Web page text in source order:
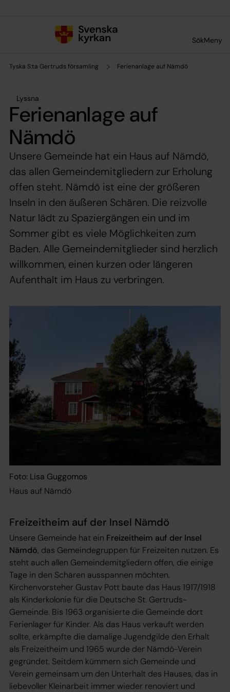
SökMeny
Tyska S:ta Gertruds församling Ferienanlage auf Nämdö
Lyssna
Ferienanlage auf
Nämdö
Unsere Gemeinde hat ein Haus auf Nämdö,
das allen Gemeindemitgliedern zur Erholung
offen steht. Nämdö ist eine der größeren
Inseln in den äußeren Schären. Die reizvolle
Natur lädt zu Spaziergängen ein und im
Sommer gibt es viele Möglichkeiten zum
Baden. Alle Gemeindemitglieder sind herzlich
willkommen, einen kurzen oder längeren
Aufenthalt im Haus zu verbringen.
Foto: Lisa Guggomos
Haus auf Nämdö
Freizeitheim auf der Insel Nämdö
Unsere Gemeinde hat ein Freizeitheim auf der Insel
Nämdö, das Gemeindegruppen für Freizeiten nutzen. Es
steht auch allen Gemeindemitgliedern offen, die einige
Tage in den Schären ausspannen möchten.
Kirchenvorsteher Gustav Pott baute das Haus 1917/1918
als Kinderkolonie für die Deutsche St. Gertruds-
Gemeinde. Bis 1963 organisierte die Gemeinde dort
Ferienlager für Kinder. Als das Haus verkauft werden
sollte, erkämpfte die damalige Jugendgilde den Erhalt
als Freizeitheim und 1965 wurde der Nämdö-Verein
gegründet. Seitdem kümmern sich Gemeinde und
Verein gemeinsam um den Unterhalt des Hauses, das in
liebevoller Kleinarbeit immer wieder renoviert und